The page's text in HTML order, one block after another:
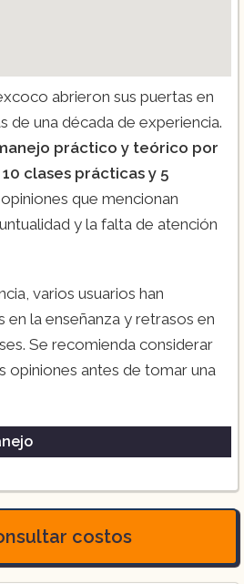
abrieron sus puertas en
de una década de experiencia.
práctico y teórico por
clases prácticas y 5
opiniones que mencionan
y la falta de atención
varios usuarios han
la enseñanza y retrasos en
Se recomienda considerar
opiniones antes de tomar una
costos